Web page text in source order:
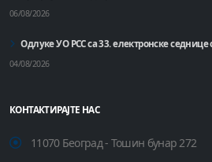
06/08/2026
Одлуке УО РСС са 33. електронске седнице
04/08/2026
КОНТАКТИРАЈТЕ НАС
11070 Београд - Тошин бунар 272